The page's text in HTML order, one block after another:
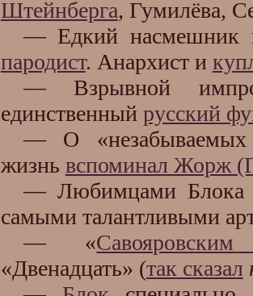
Штейнберга, Гумилёва,
— Едкий насмешник и
пародист. Анархист и
— Взрывной
единственный русский
— О «незабываемых
жизнь вспоминал Жорж
— Любимцами
самыми талантливыми
— «
«Двенадцать» (так сказал